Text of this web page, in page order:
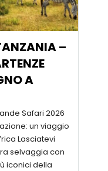
–
A
Safari 2026
un viaggio
Lasciatevi
selvaggia con
iconici della